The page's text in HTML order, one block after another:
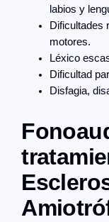
labios y
Dificultades
motores.
Léxico
Dificultad
Disfagia,